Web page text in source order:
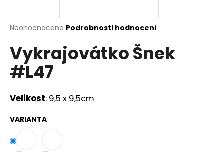
Průměrné
produktu
je
0,0
z
hvězdiček.
Neohodnoceno Podrobnosti hodnocení
Vykrajovátko Šnek
#L47
Velikost: 9,5 x 9,5cm
VARIANTA
j
t
?